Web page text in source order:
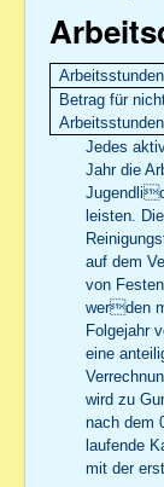
Betrag für
Jedes
Jahr die
leisten.
auf dem
von
werden
Folgejahr
eine
wird zu
nach dem
laufende
mit der